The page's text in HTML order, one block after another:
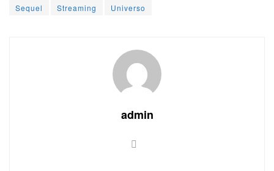
Sequel
Streaming Universo
admin